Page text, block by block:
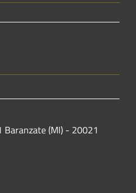
Baranzate (MI) - 20021